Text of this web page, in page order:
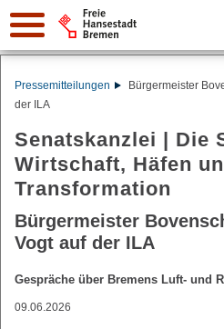
Suche:
Pressemitteilungen
Bürgermeister
der ILA
Senatskanzlei | Die
Wirtschaft, Häfen
Transformation
Bürgermeister
Vogt auf der ILA
Gespräche über Bremens Luft- und
09.06.2026